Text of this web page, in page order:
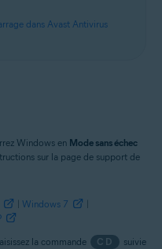
Édition Familiale
dans Avast Antivirus
Windows en Mode sans échec
sur la page de support de
Windows 7
la commande CD
suivie